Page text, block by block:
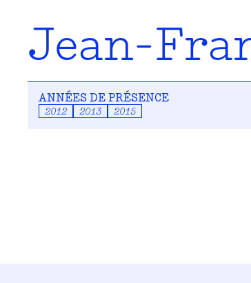
Jean-
ANNÉES DE PRÉSENCE
2012 2013 2015